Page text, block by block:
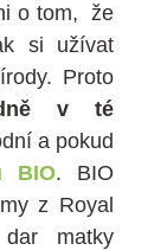
o tom, že
si užívat
Proto
v té
a pokud
BIO. BIO
z Royal
matky